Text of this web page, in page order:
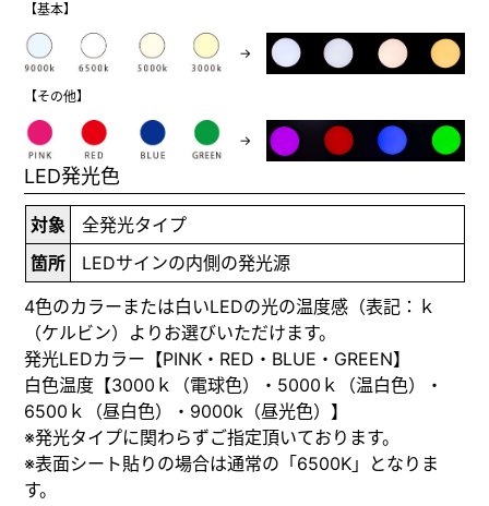
【基本】
→
【その他】
→
LED発光色
対象
全発光タイプ
箇所
LEDサインの内側の発光源
4色のカラーまたは白いLEDの光の温度感（表記：ｋ
（ケルビン）よりお選びいただけます。
発光LEDカラー【PINK・RED・BLUE・GREEN】
白色温度【3000ｋ（電球色）・5000ｋ（温白色）・
6500ｋ（昼白色）・9000k（昼光色）】
※発光タイプに関わらずご指定頂いております。
※表面シート貼りの場合は通常の「6500K」となりま
す。